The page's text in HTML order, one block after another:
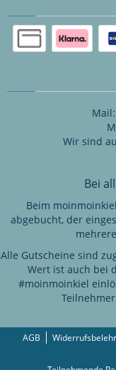
Mail:
Wir sind
Bei
Beim
abgebucht, der
Alle Gutscheine sind
Wert ist auch bei
#moinmoinkiel
AGB